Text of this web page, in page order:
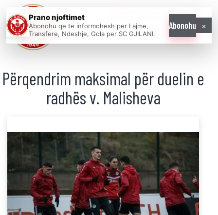
ONE
Përqendrim maksimal për duelin e
radhës v. Malisheva
Prano njoftimet
Abonohu qe te informohesh per Lajme,
Transfere, Ndeshje, Gola per SC GJILANI.
Abonohu ×